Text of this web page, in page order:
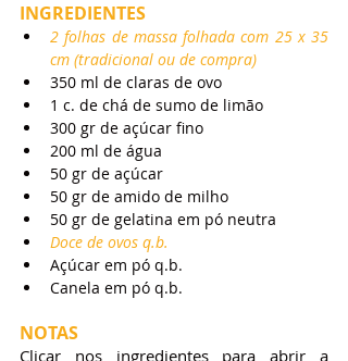
INGREDIENTES
2 folhas de massa folhada com 25 x 35
cm (tradicional ou de compra)
350 ml de claras de ovo
1 c. de chá de sumo de limão
300 gr de açúcar fino
200 ml de água
50 gr de açúcar
50 gr de amido de milho
50 gr de gelatina em pó neutra
Doce de ovos q.b.
Açúcar em pó q.b.
Canela em pó q.b.
NOTAS
Clicar nos ingredientes para abrir a